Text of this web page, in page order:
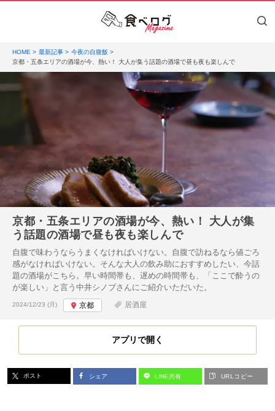
HOME 最新記事
今夜の自腹飯
京都・五条エリアの酒場が今、熱い！ 大人が集う話題の酒場で昼も夜も楽しんで
京都・五条エリアの酒場が今、熱い！ 大人が集
う話題の酒場で昼も夜も楽しんで
自腹で味わうならうまくなければいけない。自腹で訪ねるなら値ごろ
感がなければいけない。そんな大人の飲み助におすすめしたい、今話
題の酒場がこちら。早い時間帯も、遅めの時間帯も、「ここで酔うの
が楽しい」と言う中井シノブさんにご紹介いただいた。
投稿日:
2024/12/23 (月) 京都 居酒屋
アプリで開く
ポスト シェア LINE共有 URLコピー